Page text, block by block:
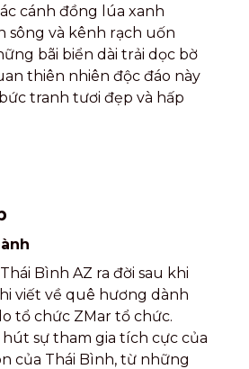
cánh đồng lúa xanh
sông và kênh rạch uốn
bãi biển dài trải dọc bờ
thiên nhiên độc đáo này
tranh tươi đẹp và hấp
Bình AZ ra đời sau khi
viết về quê hương dành
tổ chức ZMar tổ chức.
sự tham gia tích cực của
của Thái Bình, từ những